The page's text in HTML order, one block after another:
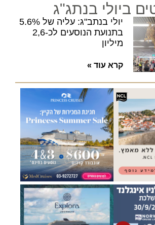
ביולי בנתג"ג
יולי בנתב"ג: עליה של 5.6%
בתנועת הנוסעים לכ-2,6
מיליון
קרא עוד »